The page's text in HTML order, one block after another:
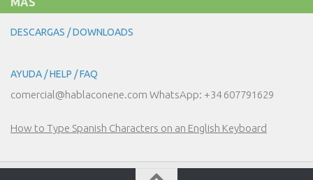
DESCARGAS / DOWNLOADS
AYUDA / HELP / FAQ
comercial@hablaconene.com WhatsApp: +34 607791629
How to Type Spanish Characters on an English Keyboard